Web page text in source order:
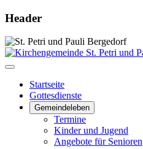
Header
Startseite
Gottesdienste
Gemeindeleben
Termine
Kinder und Jugend
Angebote für Senioren